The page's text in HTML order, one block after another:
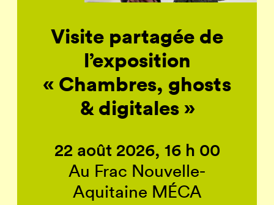
Visite partagée de
l’exposition
« Chambres, ghosts
& digitales »
22 août 2026, 16 h 00
Au Frac Nouvelle-
Aquitaine MÉCA